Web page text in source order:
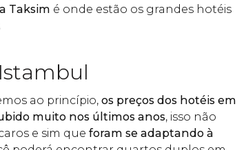
Taksim é onde estão os grandes hotéis
ao princípio, os preços dos hotéis em
muito nos últimos anos, isso não
e sim que foram se adaptando à